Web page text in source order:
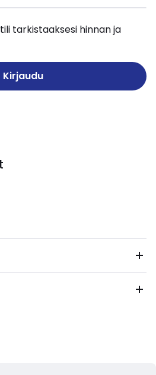
tarkistaaksesi hinnan ja
Kirjaudu